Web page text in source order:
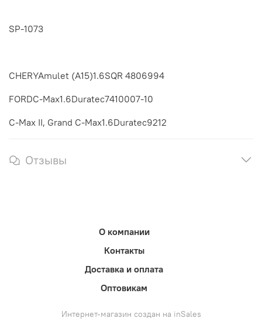
SP-1073
CHERYAmulet (A15)1.6SQR 4806994
FORDC-Max1.6Duratec7410007-10
C-Max II, Grand C-Max1.6Duratec9212
Отзывы
О компании
Контакты
Доставка и оплата
Оптовикам
Интернет-магазин создан на inSales